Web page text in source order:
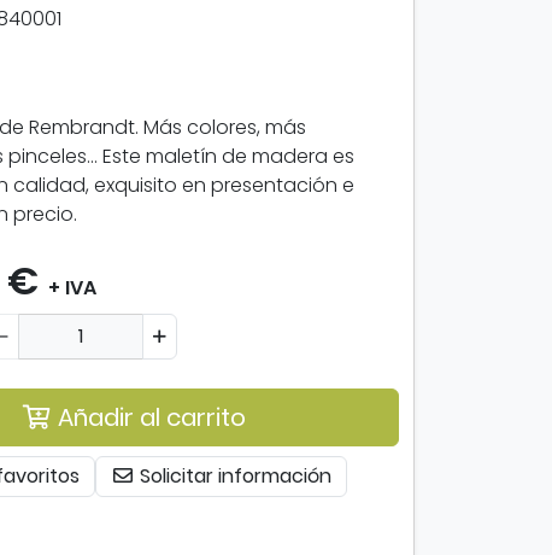
Rembrandt. Más colores, más
pinceles... Este maletín de madera es
calidad, exquisito en presentación e
precio.
€ + IVA
Añadir al carrito
Solicitar información